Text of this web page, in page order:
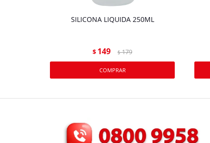
SILICONA LIQUIDA 250ML
$ 149 $ 179